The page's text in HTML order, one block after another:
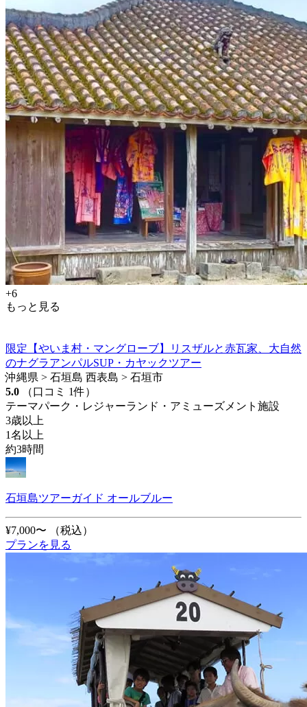
+6
もっと見る
限定【やいま村・マングローブ】リスザルと赤瓦家、大自然
のナグラアンパルSUP・カヤックツアー
沖縄県 > 石垣島 西表島 > 石垣市
5.0
（口コミ 1件）
テーマパーク・レジャーランド・アミューズメント施設
3歳以上
1名以上
約3時間
石垣島ツアーガイド オールブルー
¥7,000〜
（税込）
プランを見る